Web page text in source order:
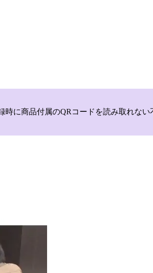
時に商品付属のQRコードを読み取れ